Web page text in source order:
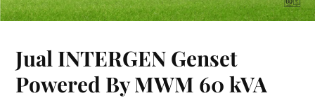
Jual INTERGEN Genset
Powered By MWM 60 kVA